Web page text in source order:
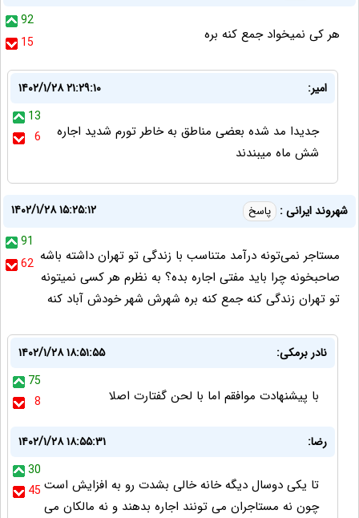
92
15
هر کی نمیخواد جمع کنه بره
امیر:
۱۴۰۲/۱/۲۸ ۲۱:۲۹:۱۰
13
6
جدیدا مد شده بعضی مناطق به خاطر تورم شدید اجاره
شش ماه میبندند
شهروند ایرانی : پاسخ
۱۴۰۲/۱/۲۸ ۱۵:۲۵:۱۲
91
62 مستاجر نمی‌تونه درآمد متناسب با زندگی تو تهران داشته باشه
صاحبخونه چرا باید مفتی اجاره بده؟ به نظرم هر کسی نمیتونه
تو تهران زندگی کنه جمع کنه بره شهرش شهر خودش آباد کنه
نادر برمکی:
۱۴۰۲/۱/۲۸ ۱۸:۵۱:۵۵
75
8
با پیشنهادت موافقم اما با لحن گفتارت اصلا
رضا:
۱۴۰۲/۱/۲۸ ۱۸:۵۵:۳۱
30
45 تا یکی دوسال دیگه خانه خالی بشدت رو به افزایش است
چون نه مستاجران می تونند اجاره بدهند و نه مالکان می